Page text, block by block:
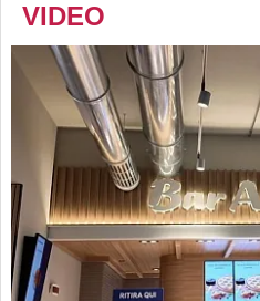
VIDEO